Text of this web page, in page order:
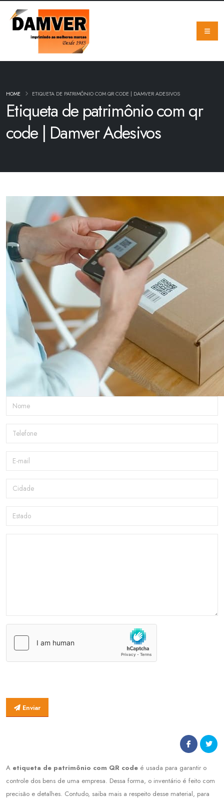
Etiqueta de patrimônio com qr
code | Damver Adesivos
HOME ETIQUETA DE PATRIMÔNIO COM QR CODE | DAMVER ADESIVOS
Enviar
A etiqueta de patrimônio com QR code é usada para garantir o
controle dos bens de uma empresa. Dessa forma, o inventário é feito com
precisão e detalhes. Contudo, saiba mais a respeito desse material, para